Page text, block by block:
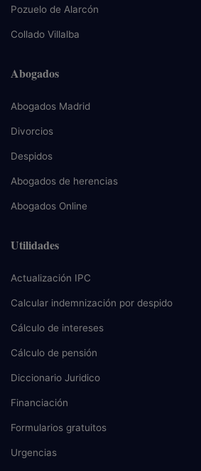
Pozuelo de Alarcón
Collado Villalba
Abogados
Abogados Madrid
Divorcios
Despidos
Abogados de herencias
Abogados Online
Utilidades
Actualización IPC
Calcular indemnización por despido
Cálculo de intereses
Cálculo de pensión
Diccionario Juridico
Financiación
Formularios gratuitos
Urgencias